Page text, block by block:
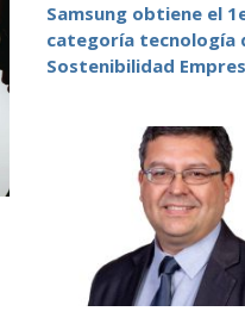
Samsung obtiene el
categoría tecnología
Sostenibilidad